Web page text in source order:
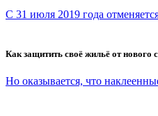
С 31 июля 2019 года
Как защитить своё жильё от нового
Но оказывается, что